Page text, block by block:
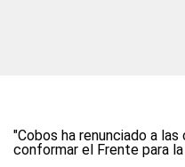
"Cobos ha renunciado a
conformar el Frente para la